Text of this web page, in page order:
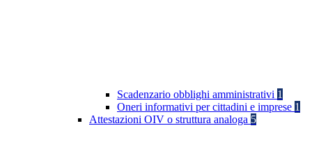
Scadenzario obblighi amministrativi 1
Oneri informativi per cittadini e imprese 1
Attestazioni OIV o struttura analoga 5